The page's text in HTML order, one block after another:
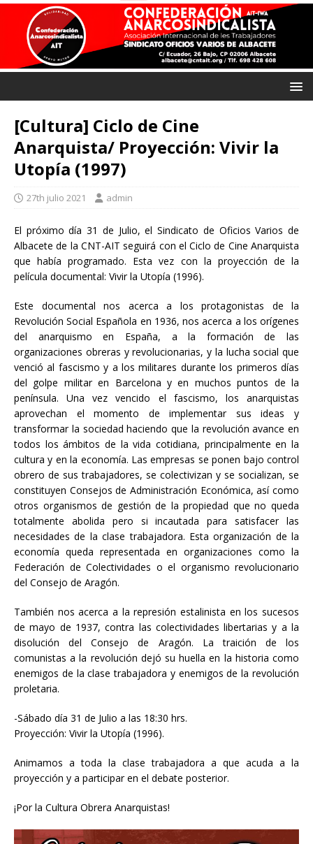
[Cultura] Ciclo de Cine
Anarquista/ Proyección: Vivir la
Utopía (1997)
27th julio 2021 admin
El próximo día 31 de Julio, el Sindicato de Oficios Varios de
Albacete de la CNT-AIT seguirá con el Ciclo de Cine Anarquista
que había programado. Esta vez con la proyección de la
película documental: Vivir la Utopía (1996).
Este documental nos acerca a los protagonistas de la
Revolución Social Española en 1936, nos acerca a los orígenes
del anarquismo en España, a la formación de las
organizaciones obreras y revolucionarias, y la lucha social que
venció al fascismo y a los militares durante los primeros días
del golpe militar en Barcelona y en muchos puntos de la
península. Una vez vencido el fascismo, los anarquistas
aprovechan el momento de implementar sus ideas y
transformar la sociedad haciendo que la revolución avance en
todos los ámbitos de la vida cotidiana, principalmente en la
cultura y en la economía. Las empresas se ponen bajo control
obrero de sus trabajadores, se colectivizan y se socializan, se
constituyen Consejos de Administración Económica, así como
otros organismos de gestión de la propiedad que no queda
totalmente abolida pero si incautada para satisfacer las
necesidades de la clase trabajadora. Esta organización de la
economía queda representada en organizaciones como la
Federación de Colectividades o el organismo revolucionario
del Consejo de Aragón.
También nos acerca a la represión estalinista en los sucesos
de mayo de 1937, contra las colectividades libertarias y a la
disolución del Consejo de Aragón. La traición de los
comunistas a la revolución dejó su huella en la historia como
enemigos de la clase trabajadora y enemigos de la revolución
proletaria.
-Sábado día 31 de Julio a las 18:30 hrs.
Proyección: Vivir la Utopía (1996).
Animamos a toda la clase trabajadora a que acuda a la
proyección y a participar en el debate posterior.
¡Por la Cultura Obrera Anarquistas!